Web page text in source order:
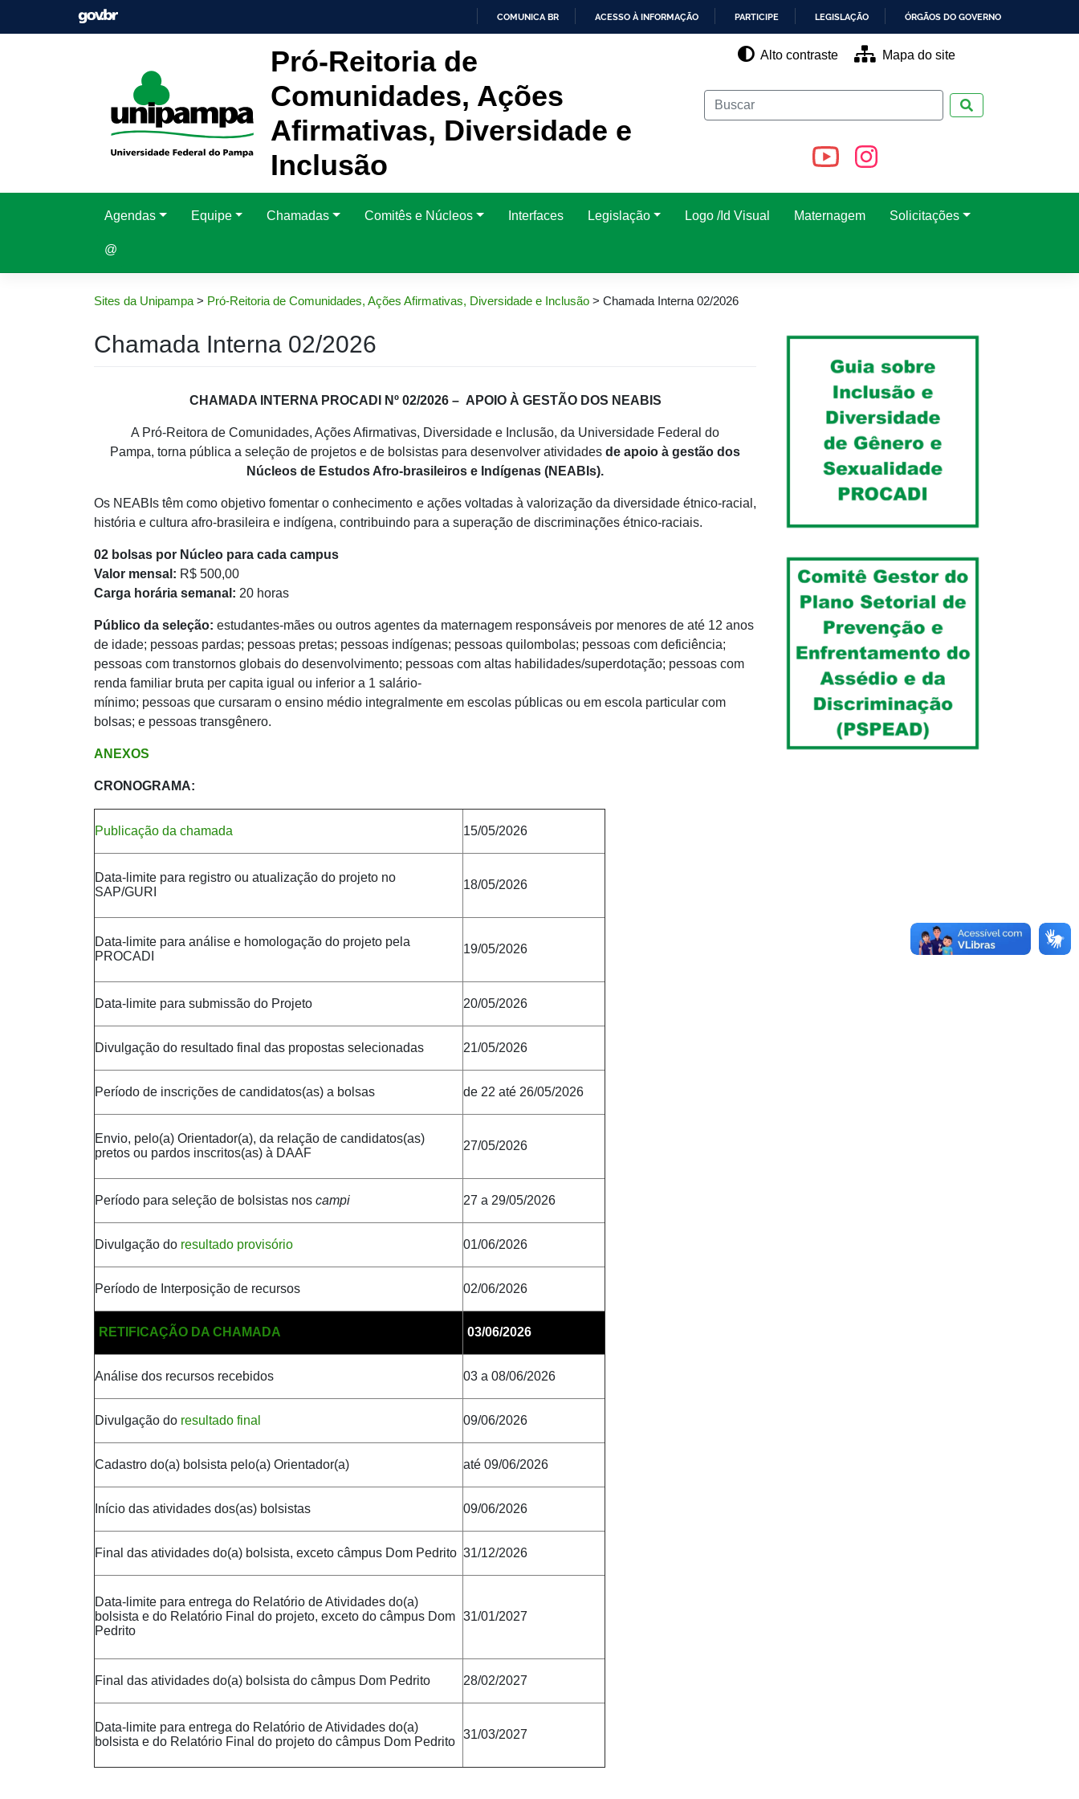
COMUNICA BR ACESSO À INFORMAÇÃO PARTICIPE LEGISLAÇÃO ÓRGÃOS DO GOVERNO
Pró-Reitoria de
Comunidades, Ações
Afirmativas, Diversidade e
Inclusão
Alto contraste Mapa do site
Agendas Equipe Chamadas Comitês e Núcleos Interfaces Legislação Logo /Id Visual Maternagem Solicitações
@
Sites da Unipampa> Pró-Reitoria de Comunidades, Ações Afirmativas, Diversidade e Inclusão > Chamada Interna 02/2026
Chamada Interna 02/2026
CHAMADA INTERNA PROCADI Nº 02/2026 – APOIO À GESTÃO DOS NEABIS
A Pró-Reitora de Comunidades, Ações Afirmativas, Diversidade e Inclusão, da Universidade Federal do
Pampa, torna pública a seleção de projetos e de bolsistas para desenvolver atividades de apoio à gestão dos
Núcleos de Estudos Afro-brasileiros e Indígenas (NEABIs).
Os NEABIs têm como objetivo fomentar o conhecimento e ações voltadas à valorização da diversidade étnico-racial,
história e cultura afro-brasileira e indígena, contribuindo para a superação de discriminações étnico-raciais.
02 bolsas por Núcleo para cada campus
Valor mensal: R$ 500,00
Carga horária semanal: 20 horas
Público da seleção: estudantes-mães ou outros agentes da maternagem responsáveis por menores de até 12 anos
de idade; pessoas pardas; pessoas pretas; pessoas indígenas; pessoas quilombolas; pessoas com deficiência;
pessoas com transtornos globais do desenvolvimento; pessoas com altas habilidades/superdotação; pessoas com
renda familiar bruta per capita igual ou inferior a 1 salário-
mínimo; pessoas que cursaram o ensino médio integralmente em escolas públicas ou em escola particular com
bolsas; e pessoas transgênero.
ANEXOS
CRONOGRAMA:
Publicação da chamada 15/05/2026
Data-limite para registro ou atualização do projeto no
SAP/GURI
18/05/2026
Data-limite para análise e homologação do projeto pela
PROCADI
19/05/2026
Data-limite para submissão do Projeto 20/05/2026
Divulgação do resultado final das propostas selecionadas 21/05/2026
Período de inscrições de candidatos(as) a bolsas de 22 até 26/05/2026
Envio, pelo(a) Orientador(a), da relação de candidatos(as)
pretos ou pardos inscritos(as) à DAAF
27/05/2026
Período para seleção de bolsistas nos campi 27 a 29/05/2026
Divulgação do resultado provisório 01/06/2026
Período de Interposição de recursos 02/06/2026
RETIFICAÇÃO DA CHAMADA 03/06/2026
Análise dos recursos recebidos 03 a 08/06/2026
Divulgação do resultado final 09/06/2026
Cadastro do(a) bolsista pelo(a) Orientador(a) até 09/06/2026
Início das atividades dos(as) bolsistas 09/06/2026
Final das atividades do(a) bolsista, exceto câmpus Dom Pedrito 31/12/2026
Data-limite para entrega do Relatório de Atividades do(a)
bolsista e do Relatório Final do projeto, exceto do câmpus Dom
Pedrito
31/01/2027
Final das atividades do(a) bolsista do câmpus Dom Pedrito 28/02/2027
Data-limite para entrega do Relatório de Atividades do(a)
bolsista e do Relatório Final do projeto do câmpus Dom Pedrito
31/03/2027